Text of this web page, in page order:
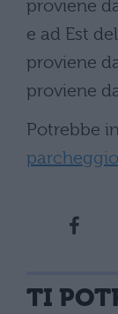
proviene
e ad Est
proviene
proviene
Potrebbe
TI